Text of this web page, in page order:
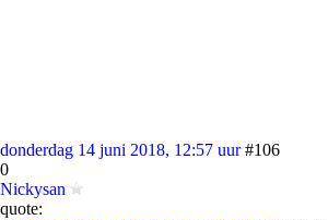
donderdag 14 juni 2018, 12:57 uur #106
0
Nickysan
quote: